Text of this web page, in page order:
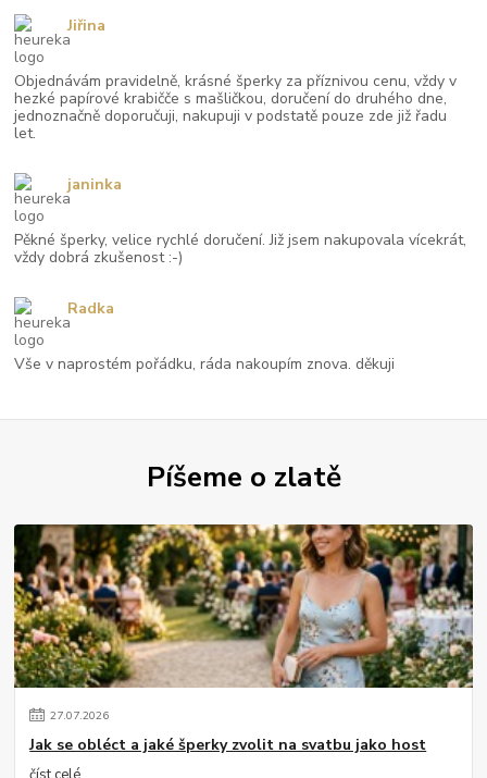
Píšeme o zlatě
27.07.2026
Jak se obléct a jaké šperky zvolit na svatbu jako host
Objednávám pravidelně, krásné šperky za příznivou cenu, vždy v
hezké papírové krabičče s mašličkou, doručení do druhého dne,
jednoznačně doporučuji, nakupuji v podstatě pouze zde již řadu
let.
Jiřina
Pěkné šperky, velice rychlé doručení. Již jsem nakupovala vícekrát,
vždy dobrá zkušenost :-)
janinka
Vše v naprostém pořádku, ráda nakoupím znova. děkuji
Radka